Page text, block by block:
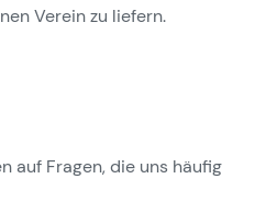
Verein zu liefern.
auf Fragen, die uns häufig